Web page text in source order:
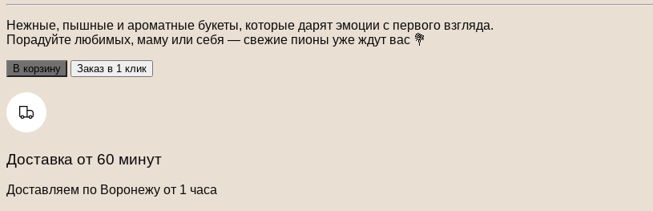
Нежные, пышные и ароматные букеты, которые дарят эмоции с первого взгляда.
Порадуйте любимых, маму или себя — свежие пионы уже ждут вас 💐
В корзину Заказ в 1 клик
Доставка от 60 минут
Доставляем по Воронежу от 1 часа